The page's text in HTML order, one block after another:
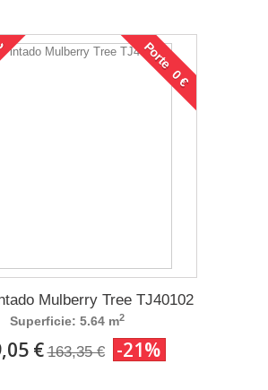
Porte 0 €
Mulberry Tree TJ40102
Superficie: 5.64 m2
€ 163,35 € -21%